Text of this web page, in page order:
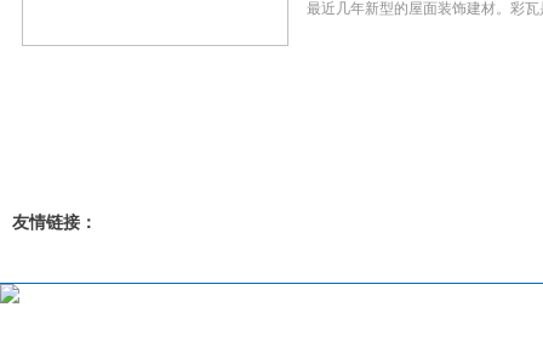
最近几年新型的屋面装饰建材。彩
友情链接：